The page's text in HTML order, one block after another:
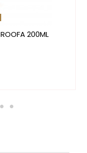
200ML